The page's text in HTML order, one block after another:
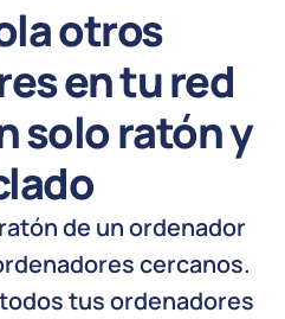
otros
en tu red
solo ratón y
de un ordenador
cercanos.
tus ordenadores